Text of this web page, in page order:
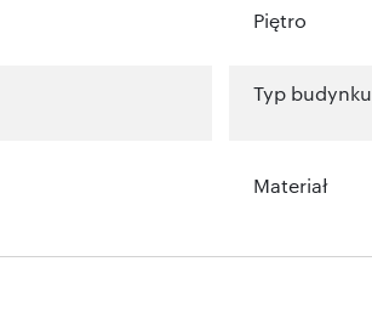
Piętro
Typ budynku
Materiał